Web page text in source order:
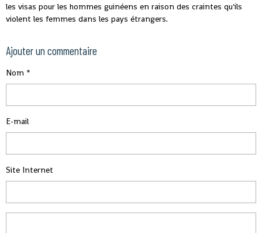
les visas pour les hommes guinéens en raison des craintes qu'ils
violent les femmes dans les pays étrangers.
Ajouter un commentaire
Nom
E-mail
Site Internet